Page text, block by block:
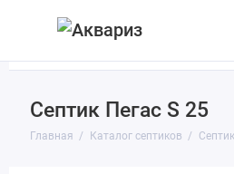
Септик Пегас S 25
Главная Каталог септиков